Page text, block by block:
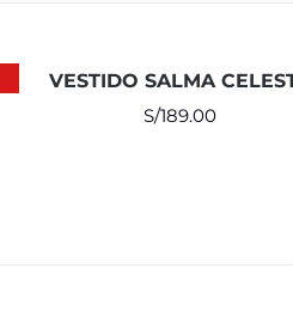
VESTIDO SALMA
S/189.00